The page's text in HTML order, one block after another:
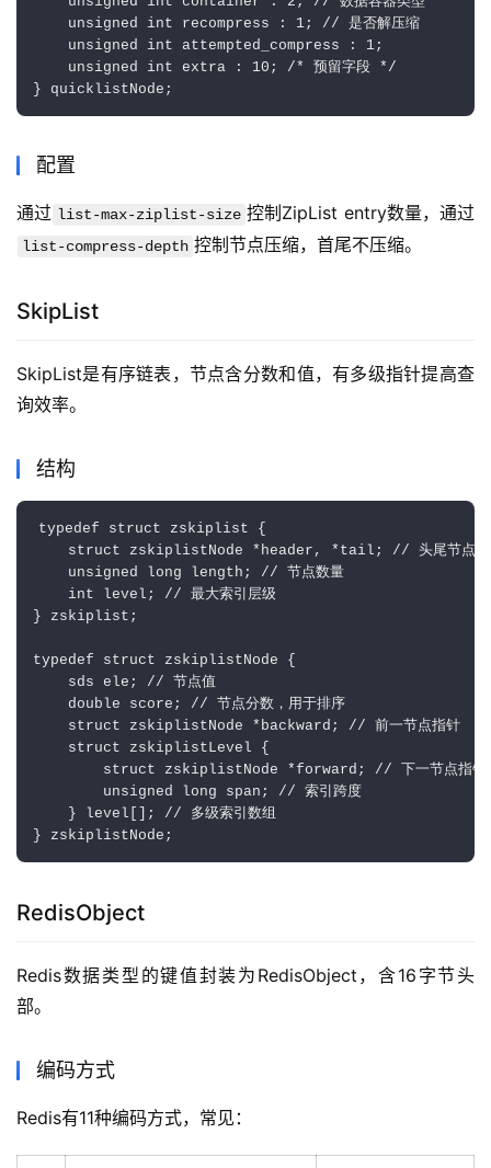
    unsigned int recompress : 1; // 是否解压缩
    unsigned int attempted_compress : 1;
    unsigned int extra : 10; /* 预留字段 */
配置
通过 list-max-ziplist-size 控制ZipList entry数量，通过
list-compress-depth 控制节点压缩，首尾不压缩。
SkipList
SkipList是有序链表，节点含分数和值，有多级指针提高查
询效率。
结构
typedef struct zskiplist {
struct zskiplistNode *header, *tail; // 头尾节点指
    unsigned long length; // 节点数量
    int level; // 最大索引层级
} zskiplist;
typedef struct zskiplistNode {
    sds ele; // 节点值
    double score; // 节点分数，用于排序
    struct zskiplistNode *backward; // 前一节点指针
    struct zskiplistLevel {
        struct zskiplistNode *forward; // 下一节点指针
        unsigned long span; // 索引跨度
    } level[]; // 多级索引数组
RedisObject
Redis数据类型的键值封装为RedisObject，含16字节头
部。
编码方式
Redis有11种编码方式，常见：